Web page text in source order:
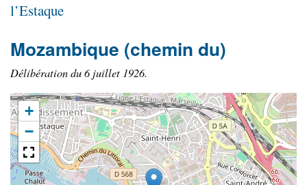
l’Estaque
Mozambique (chemin du)
Délibération du 6 juillet 1926.
+
−